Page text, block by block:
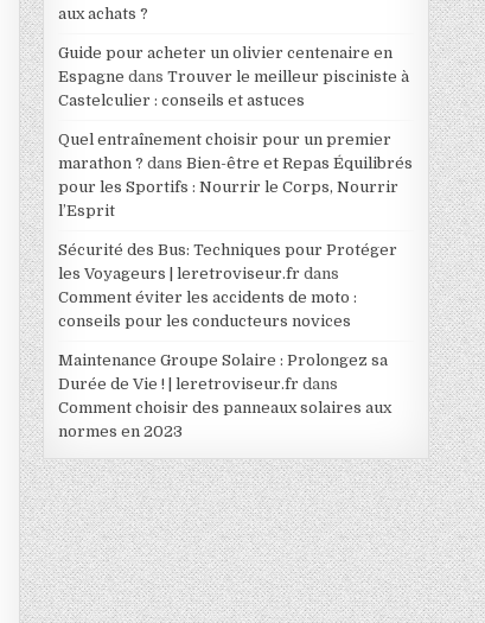
aux achats ?
Guide pour acheter un olivier centenaire en
Espagne dans Trouver le meilleur pisciniste à
Castelculier : conseils et astuces
Quel entraînement choisir pour un premier
marathon ? dans Bien-être et Repas Équilibrés
pour les Sportifs : Nourrir le Corps, Nourrir
l’Esprit
Sécurité des Bus: Techniques pour Protéger
les Voyageurs | leretroviseur.fr dans
Comment éviter les accidents de moto :
conseils pour les conducteurs novices
Maintenance Groupe Solaire : Prolongez sa
Durée de Vie ! | leretroviseur.fr dans
Comment choisir des panneaux solaires aux
normes en 2023